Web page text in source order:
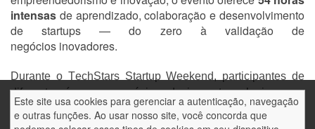
Este site usa cookies para gerenciar a autenticação, navegação
e outras funções. Ao usar nosso site, você concorda que
intensas de aprendizado, colaboração e desenvolvimento
de startups — do zero à validação de
negócios inovadores.
Durante o TechStars Startup Weekend, participantes de
diferentes áreas — negócios, design e tecnologia — se
unem para resolver problemas do mercado e criar
soluções inovadoras. A programação inclui workshops,